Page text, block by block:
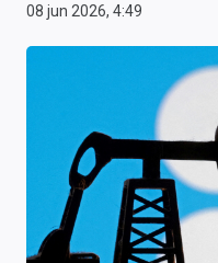
Últimas Notícias
Comprar ou vender?
Carteiras Recomendadas
Central de Dividendos
08 jun 2026, 4:49